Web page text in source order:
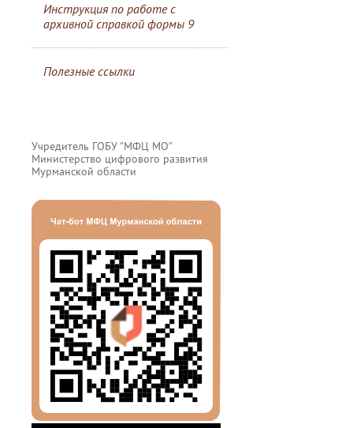
Инструкция по работе с
архивной справкой формы 9
Полезные ссылки
Учредитель ГОБУ "МФЦ МО"
Министерство цифрового развития
Мурманской области